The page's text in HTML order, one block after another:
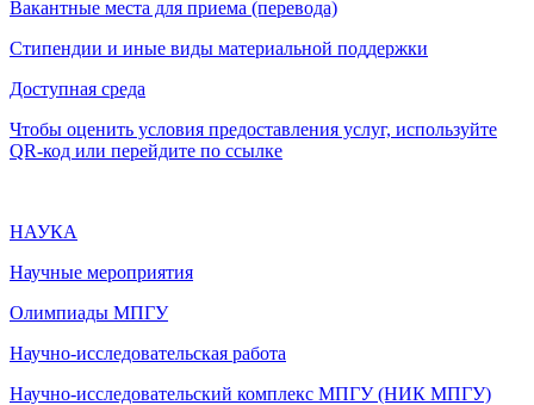
Вакантные места для приема (перевода)
Стипендии и иные виды материальной поддержки
Доступная среда
Чтобы оценить условия предоставления услуг, используйте
QR-код или перейдите по ссылке
НАУКА
Научные мероприятия
Олимпиады МПГУ
Научно-исследовательская работа
Научно-исследовательский комплекс МПГУ (НИК МПГУ)